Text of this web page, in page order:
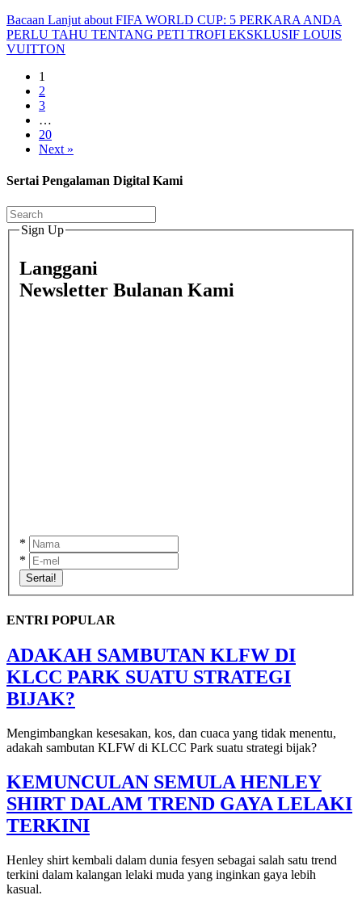
Bacaan Lanjut about FIFA WORLD CUP: 5 PERKARA ANDA
PERLU TAHU TENTANG PETI TROFI EKSKLUSIF LOUIS
VUITTON
1
2
3
…
20
Next »
Sertai Pengalaman Digital Kami
Sign Up
Langgani
Newsletter Bulanan Kami
*
*
Sertai!
ENTRI POPULAR
ADAKAH SAMBUTAN KLFW DI
KLCC PARK SUATU STRATEGI
BIJAK?
Mengimbangkan kesesakan, kos, dan cuaca yang tidak menentu,
adakah sambutan KLFW di KLCC Park suatu strategi bijak?
KEMUNCULAN SEMULA HENLEY
SHIRT DALAM TREND GAYA LELAKI
TERKINI
Henley shirt kembali dalam dunia fesyen sebagai salah satu trend
terkini dalam kalangan lelaki muda yang inginkan gaya lebih
kasual.